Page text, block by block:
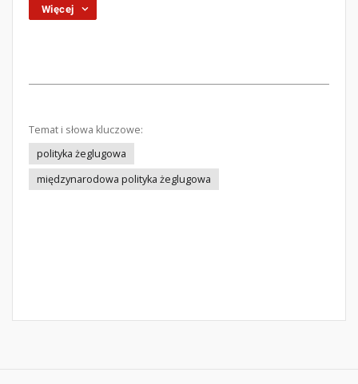
Więcej
Temat i słowa kluczowe:
polityka żeglugowa
międzynarodowa polityka żeglugowa